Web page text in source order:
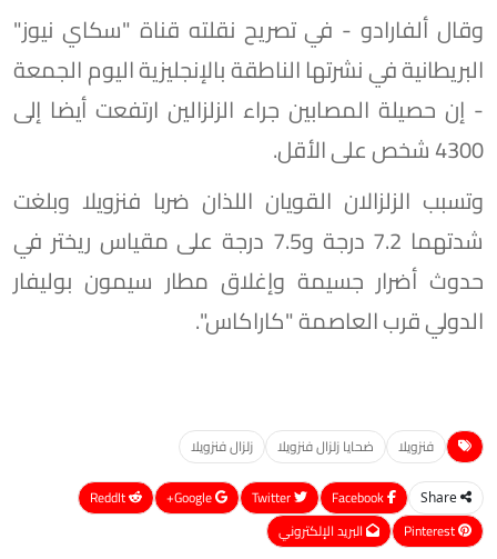
وقال ألفارادو - في تصريح نقلته قناة "سكاي نيوز"
البريطانية في نشرتها الناطقة بالإنجليزية اليوم الجمعة
- إن حصيلة المصابين جراء الزلزالين ارتفعت أيضا إلى
4300 شخص على الأقل.
وتسبب الزلزالان القويان اللذان ضربا فنزويلا وبلغت
شدتهما 7.2 درجة و7.5 درجة على مقياس ريختر في
حدوث أضرار جسيمة وإغلاق مطار سيمون بوليفار
الدولي قرب العاصمة "كاراكاس".
فنزويلا ضحايا زلزال فنزويلا زلزال فنزويلا
Share
Google+
ReddIt
Pinterest
البريد الإلكتروني